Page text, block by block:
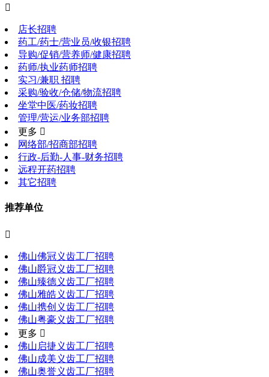

店长招聘
药工/药士/营业员/收银招聘
导购/促销/营养师/健康招聘
药师/执业药师招聘
实习/兼职 招聘
采购/验收/仓储/物流招聘
坐堂中医/药妆招聘
管理/营运/业务部招聘
更多 
网络部/招商部招聘
行政-后勤-人事-财务招聘
远程开药招聘
其它招聘
推荐单位

佛山佛冠义齿工厂招聘
佛山爵冠义齿工厂招聘
佛山臻德义齿工厂招聘
佛山雅皓义齿工厂招聘
佛山携创义齿工厂招聘
佛山粤豪义齿工厂招聘
更多 
佛山启捷义齿工厂招聘
佛山成美义齿工厂招聘
佛山奥誉义齿工厂招聘